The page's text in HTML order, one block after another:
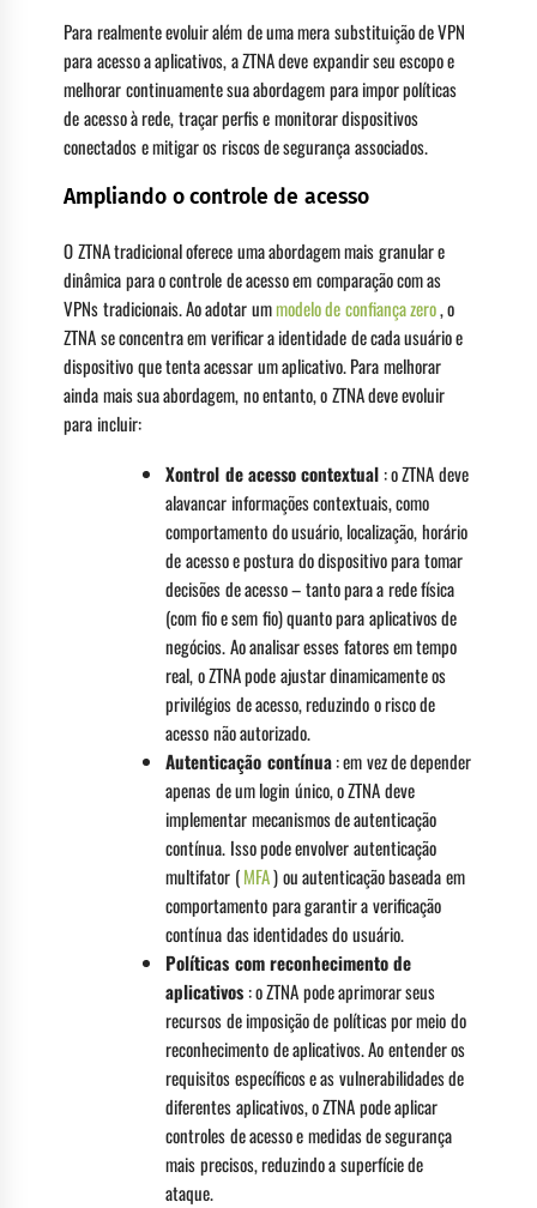
Para realmente evoluir além de uma mera substituição de VPN
para acesso a aplicativos, a ZTNA deve expandir seu escopo e
melhorar continuamente sua abordagem para impor políticas
de acesso à rede, traçar perfis e monitorar dispositivos
conectados e mitigar os riscos de segurança associados.
Ampliando o controle de acesso
O ZTNA tradicional oferece uma abordagem mais granular e
dinâmica para o controle de acesso em comparação com as
VPNs tradicionais. Ao adotar ummodelo de confiança zero, o
ZTNA se concentra em verificar a identidade de cada usuário e
dispositivo que tenta acessar um aplicativo. Para melhorar
ainda mais sua abordagem, no entanto, o ZTNA deve evoluir
para incluir:
Xontrol de acesso contextual : o ZTNA deve
alavancar informações contextuais, como
comportamento do usuário, localização, horário
de acesso e postura do dispositivo para tomar
decisões de acesso – tanto para a rede física
(com fio e sem fio) quanto para aplicativos de
negócios. Ao analisar esses fatores em tempo
real, o ZTNA pode ajustar dinamicamente os
privilégios de acesso, reduzindo o risco de
acesso não autorizado.
Autenticação contínua: em vez de depender
apenas de um login único, o ZTNA deve
implementar mecanismos de autenticação
contínua. Isso pode envolver autenticação
multifator (MFA) ou autenticação baseada em
comportamento para garantir a verificação
contínua das identidades do usuário.
Políticas com reconhecimento de
aplicativos : o ZTNA pode aprimorar seus
recursos de imposição de políticas por meio do
reconhecimento de aplicativos. Ao entender os
requisitos específicos e as vulnerabilidades de
diferentes aplicativos, o ZTNA pode aplicar
controles de acesso e medidas de segurança
mais precisos, reduzindo a superfície de
ataque.